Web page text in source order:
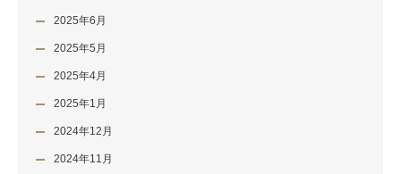
2025年6月
2025年5月
2025年4月
2025年1月
2024年12月
2024年11月